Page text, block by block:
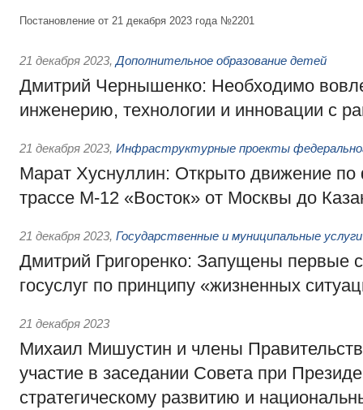
Постановление от 21 декабря 2023 года №2201
21 декабря 2023, Дополнительное образование детей
Дмитрий Чернышенко: Необходимо
инженерию, технологии и инновации с
21 декабря 2023, Инфраструктурные проекты
Марат Хуснуллин: Открыто движение
трассе М-12 «Восток» от Москвы до
21 декабря 2023, Государственные и муниципальные услуги
Дмитрий Григоренко: Запущены первые
госуслуг по принципу «жизненных
21 декабря 2023
Михаил Мишустин и члены
участие в заседании Совета при
стратегическому развитию и